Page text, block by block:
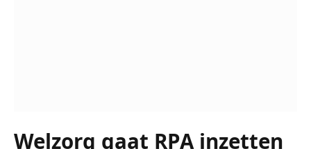
Welzorg gaat RPA inzetten